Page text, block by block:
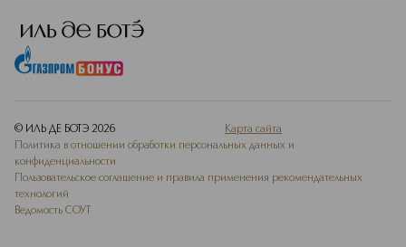
© ИЛЬ ДЕ БОТЭ 2026
Карта сайта
Политика в отношении обработки персональных данных и
конфиденциальности
Пользовательское соглашение и правила применения рекомендательных
технологий
Ведомость СОУТ